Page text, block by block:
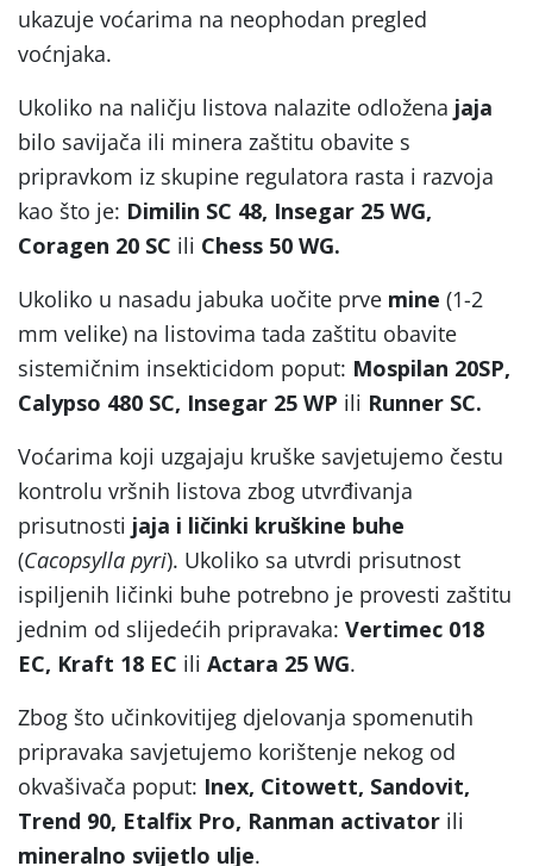
ukazuje voćarima na neophodan pregled
voćnjaka.
Ukoliko na naličju listova nalazite odložena jaja
bilo savijača ili minera zaštitu obavite s
pripravkom iz skupine regulatora rasta i razvoja
kao što je: Dimilin SC 48, Insegar 25 WG,
Coragen 20 SC ili Chess 50 WG.
Ukoliko u nasadu jabuka uočite prve mine (1-2
mm velike) na listovima tada zaštitu obavite
sistemičnim insekticidom poput: Mospilan 20SP,
Calypso 480 SC, Insegar 25 WP ili Runner SC.
Voćarima koji uzgajaju kruške savjetujemo čestu
kontrolu vršnih listova zbog utvrđivanja
prisutnosti jaja i ličinki kruškine buhe
(Cacopsylla pyri). Ukoliko sa utvrdi prisutnost
ispiljenih ličinki buhe potrebno je provesti zaštitu
jednim od slijedećih pripravaka: Vertimec 018
EC, Kraft 18 EC ili Actara 25 WG.
Zbog što učinkovitijeg djelovanja spomenutih
pripravaka savjetujemo korištenje nekog od
okvašivača poput: Inex, Citowett, Sandovit,
Trend 90, Etalfix Pro, Ranman activator ili
mineralno svijetlo ulje.